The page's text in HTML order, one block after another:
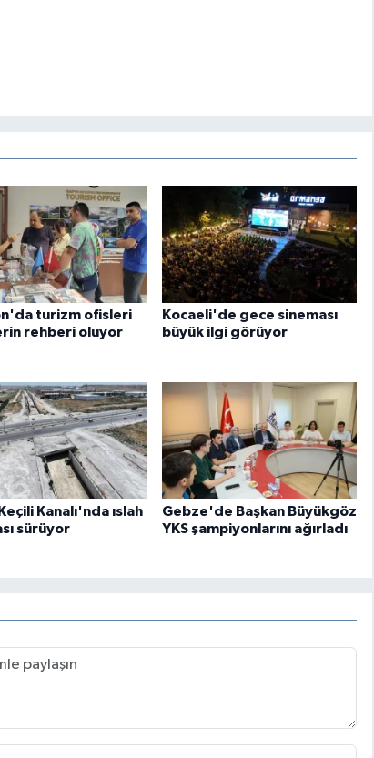
turizm ofisleri
rehberi oluyor
Kocaeli'de gece sineması
büyük ilgi görüyor
Kanalı'nda ıslah
sürüyor
Gebze'de Başkan Büyükgöz
YKS şampiyonlarını ağırladı